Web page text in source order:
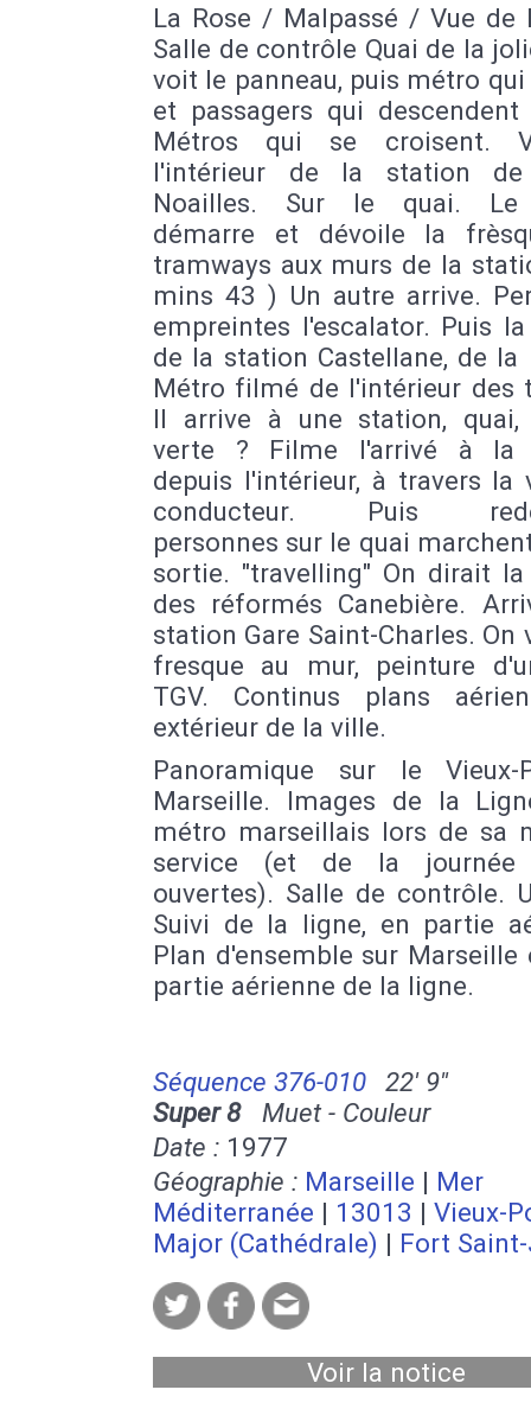
La Rose / Malpassé / Vue de
Salle de contrôle Quai de la
voit le panneau, puis métro qui
et passagers qui
Métros qui se croisent.
l'intérieur de la station
Noailles. Sur le quai. Le
démarre et dévoile la
tramways aux murs de la
mins 43 ) Un autre arrive.
empreintes l'escalator. Puis
de la station Castellane, de la
Métro filmé de l'intérieur des
Il arrive à une station, quai,
verte ? Filme l'arrivé à la
depuis l'intérieur, à travers la
conducteur. Puis
personnes sur le quai
sortie. "travelling" On dirait
des réformés Canebière.
station Gare Saint-Charles. On
fresque au mur, peinture
TGV. Continus plans
extérieur de la ville.
Panoramique sur le
Marseille. Images de la
métro marseillais lors de sa
service (et de la journée
ouvertes). Salle de contrôle.
Suivi de la ligne, en partie
Plan d'ensemble sur Marseille
partie aérienne de la ligne.
Séquence 376-010
22' 9''
Super 8Muet - Couleur
Date : 1977
Géographie : Marseille | Mer
Méditerranée | 13013 | Vieux-
Major (Cathédrale) | Fort
Voir la notice